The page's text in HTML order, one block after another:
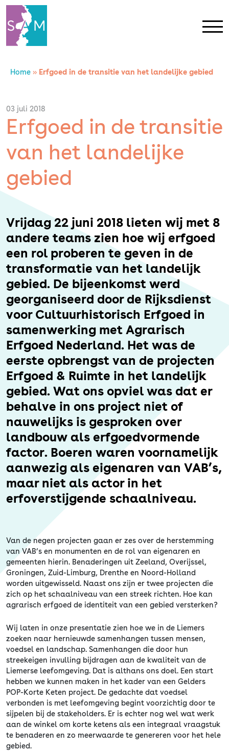
Home
Contact
SAM Limburg
Actueel
Overheid
Erfgoed
Home » Erfgoed in de transitie van het landelijke gebied
03 juli 2018
Erfgoed in de transitie
van het landelijke
gebied
Vrijdag 22 juni 2018 lieten wij met 8
andere teams zien hoe wij erfgoed
een rol proberen te geven in de
transformatie van het landelijk
gebied. De bijeenkomst werd
georganiseerd door de Rijksdienst
voor Cultuurhistorisch Erfgoed in
samenwerking met Agrarisch
Erfgoed Nederland. Het was de
eerste opbrengst van de projecten
Erfgoed & Ruimte in het landelijk
gebied. Wat ons opviel was dat er
behalve in ons project niet of
nauwelijks is gesproken over
landbouw als erfgoedvormende
factor. Boeren waren voornamelijk
aanwezig als eigenaren van VAB’s,
maar niet als actor in het
erfoverstijgende schaalniveau.
Van de negen projecten gaan er zes over de herstemming
van VAB’s en monumenten en de rol van eigenaren en
gemeenten hierin. Benaderingen uit Zeeland, Overijssel,
Groningen, Zuid-Limburg, Drenthe en Noord-Holland
worden uitgewisseld. Naast ons zijn er twee projecten die
zich op het schaalniveau van een streek richten. Hoe kan
agrarisch erfgoed de identiteit van een gebied versterken?
Wij laten in onze presentatie zien hoe we in de Liemers
zoeken naar hernieuwde samenhangen tussen mensen,
voedsel en landschap. Samenhangen die door hun
streekeigen invulling bijdragen aan de kwaliteit van de
Liemerse leefomgeving. Dat is althans ons doel. Een start
hebben we kunnen maken in het kader van een Gelders
POP-Korte Keten project. De gedachte dat voedsel
verbonden is met leefomgeving begint voorzichtig door te
sijpelen bij de stakeholders. Er is echter nog wel wat werk
aan de winkel om korte ketens als een integraal vraagstuk
te benaderen en zo meerwaarde te genereren voor het hele
gebied.